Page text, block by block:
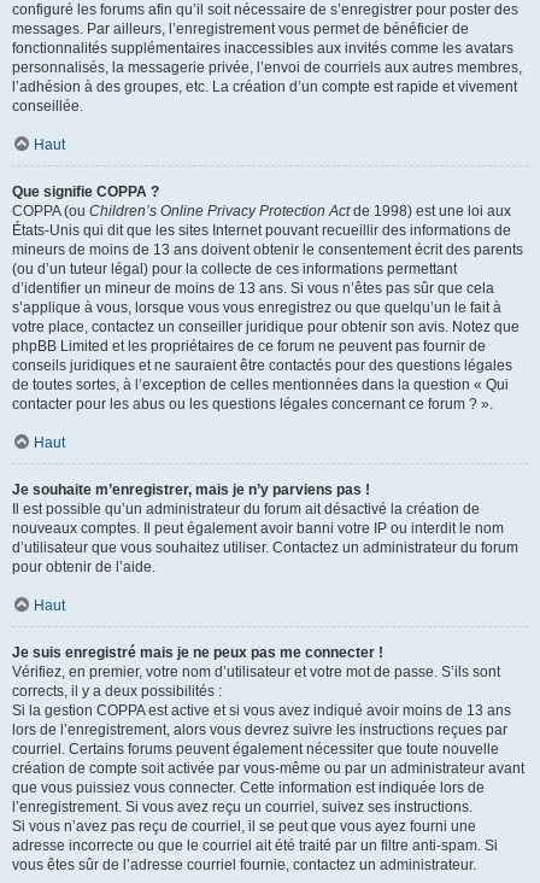
configuré les forums afin qu’il soit nécessaire de s’enregistrer pour poster des
messages. Par ailleurs, l’enregistrement vous permet de bénéficier de
fonctionnalités supplémentaires inaccessibles aux invités comme les avatars
personnalisés, la messagerie privée, l’envoi de courriels aux autres membres,
l’adhésion à des groupes, etc. La création d’un compte est rapide et vivement
conseillée.
Haut
Que signifie COPPA ?
COPPA (ou Children’s Online Privacy Protection Actde 1998) est une loi aux
États-Unis qui dit que les sites Internet pouvant recueillir des informations de
mineurs de moins de 13 ans doivent obtenir le consentement écrit des parents
(ou d’un tuteur légal) pour la collecte de ces informations permettant
d’identifier un mineur de moins de 13 ans. Si vous n’êtes pas sûr que cela
s’applique à vous, lorsque vous vous enregistrez ou que quelqu’un le fait à
votre place, contactez un conseiller juridique pour obtenir son avis. Notez que
phpBB Limited et les propriétaires de ce forum ne peuvent pas fournir de
conseils juridiques et ne sauraient être contactés pour des questions légales
de toutes sortes, à l’exception de celles mentionnées dans la question « Qui
contacter pour les abus ou les questions légales concernant ce forum ? ».
Haut
Je souhaite m’enregistrer, mais je n’y parviens pas !
Il est possible qu’un administrateur du forum ait désactivé la création de
nouveaux comptes. Il peut également avoir banni votre IP ou interdit le nom
d’utilisateur que vous souhaitez utiliser. Contactez un administrateur du forum
pour obtenir de l’aide.
Haut
Je suis enregistré mais je ne peux pas me connecter !
Vérifiez, en premier, votre nom d’utilisateur et votre mot de passe. S’ils sont
corrects, il y a deux possibilités :
Si la gestion COPPA est active et si vous avez indiqué avoir moins de 13 ans
lors de l’enregistrement, alors vous devrez suivre les instructions reçues par
courriel. Certains forums peuvent également nécessiter que toute nouvelle
création de compte soit activée par vous-même ou par un administrateur avant
que vous puissiez vous connecter. Cette information est indiquée lors de
l’enregistrement. Si vous avez reçu un courriel, suivez ses instructions.
Si vous n’avez pas reçu de courriel, il se peut que vous ayez fourni une
adresse incorrecte ou que le courriel ait été traité par un filtre anti-spam. Si
vous êtes sûr de l’adresse courriel fournie, contactez un administrateur.